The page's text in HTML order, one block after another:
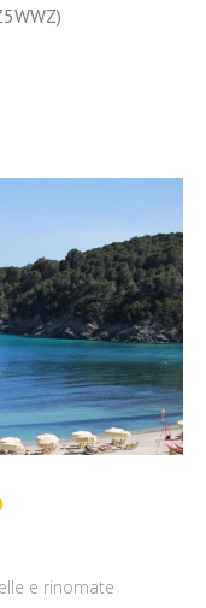
e rinomate